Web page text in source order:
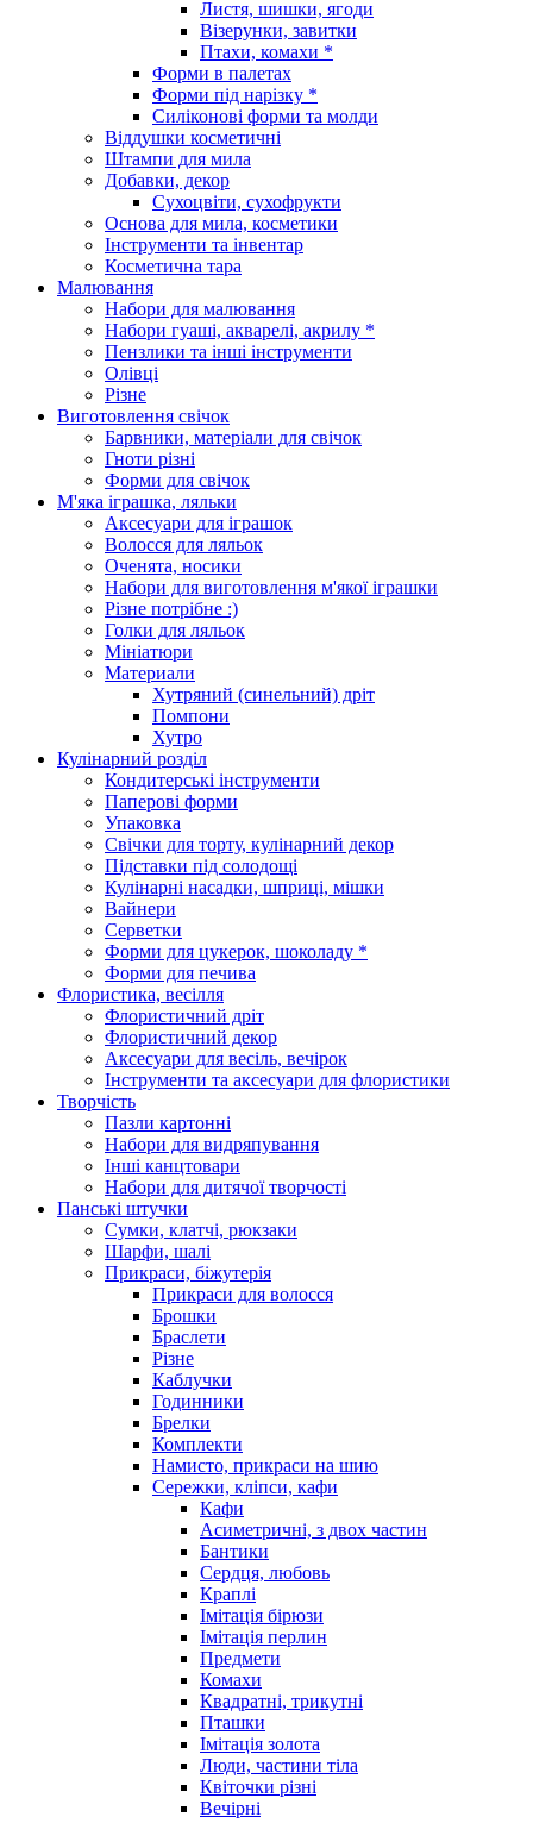
Листя, шишки, ягоди
Візерунки, завитки
Птахи, комахи *
Форми в палетах
Форми під нарізку *
Силіконові форми та молди
Віддушки косметичні
Штампи для мила
Добавки, декор
Сухоцвіти, сухофрукти
Основа для мила, косметики
Інструменти та інвентар
Косметична тара
Малювання
Набори для малювання
Набори гуаші, акварелі, акрилу *
Пензлики та інші інструменти
Олівці
Різне
Виготовлення свічок
Барвники, матеріали для свічок
Гноти різні
Форми для свічок
М'яка іграшка, ляльки
Аксесуари для іграшок
Волосся для ляльок
Оченята, носики
Набори для виготовлення м'якої іграшки
Різне потрібне :)
Голки для ляльок
Мініатюри
Материали
Хутряний (синельний) дріт
Помпони
Хутро
Кулінарний розділ
Кондитерські інструменти
Паперові форми
Упаковка
Свічки для торту, кулінарний декор
Підставки під солодощі
Кулінарні насадки, шприці, мішки
Вайнери
Серветки
Форми для цукерок, шоколаду *
Форми для печива
Флористика, весілля
Флористичний дріт
Флористичний декор
Аксесуари для весіль, вечірок
Інструменти та аксесуари для флористики
Творчість
Пазли картонні
Набори для видряпування
Інші канцтовари
Набори для дитячої творчості
Панські штучки
Сумки, клатчі, рюкзаки
Шарфи, шалі
Прикраси, біжутерія
Прикраси для волосся
Брошки
Браслети
Різне
Каблучки
Годинники
Брелки
Комплекти
Намисто, прикраси на шию
Сережки, кліпси, кафи
Кафи
Асиметричні, з двох частин
Бантики
Сердця, любовь
Краплі
Імітація бірюзи
Імітація перлин
Предмети
Комахи
Квадратні, трикутні
Пташки
Імітація золота
Люди, частини тіла
Квіточки різні
Вечірні